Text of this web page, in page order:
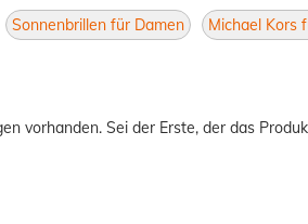
Sonnenbrillen für Damen Michael Kors
vorhanden. Sei der Erste, der das